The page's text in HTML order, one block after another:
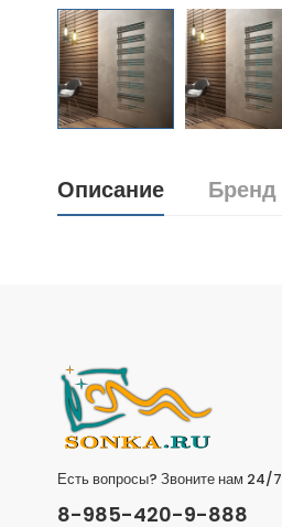
Описание Бренд
Есть вопросы? Звоните нам 24/7
8-985-420-9-888